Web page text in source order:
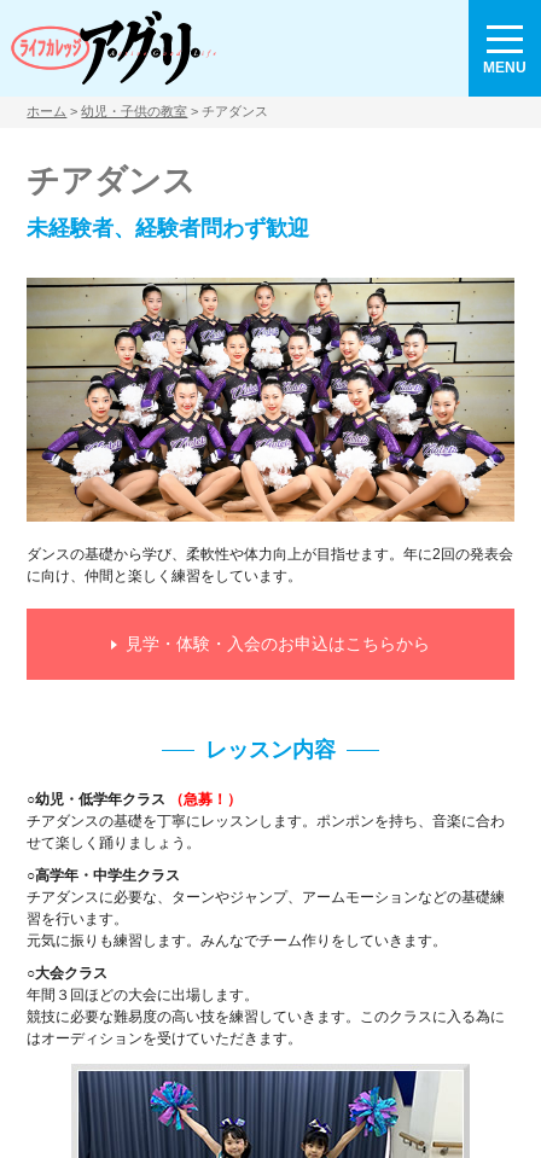
MENU
ホーム >幼児・子供の教室 > チアダンス
チアダンス
未経験者、経験者問わず歓迎
ダンスの基礎から学び、柔軟性や体力向上が目指せます。年に2回の発表会
に向け、仲間と楽しく練習をしています。
見学・体験・入会のお申込はこちらから
レッスン内容
○幼児・低学年クラス
（急募！）
チアダンスの基礎を丁寧にレッスンします。ポンポンを持ち、音楽に合わ
せて楽しく踊りましょう。
○高学年・中学生クラス
チアダンスに必要な、ターンやジャンプ、アームモーションなどの基礎練
習を行います。
元気に振りも練習します。みんなでチーム作りをしていきます。
○大会クラス
年間３回ほどの大会に出場します。
競技に必要な難易度の高い技を練習していきます。このクラスに入る為に
はオーディションを受けていただきます。